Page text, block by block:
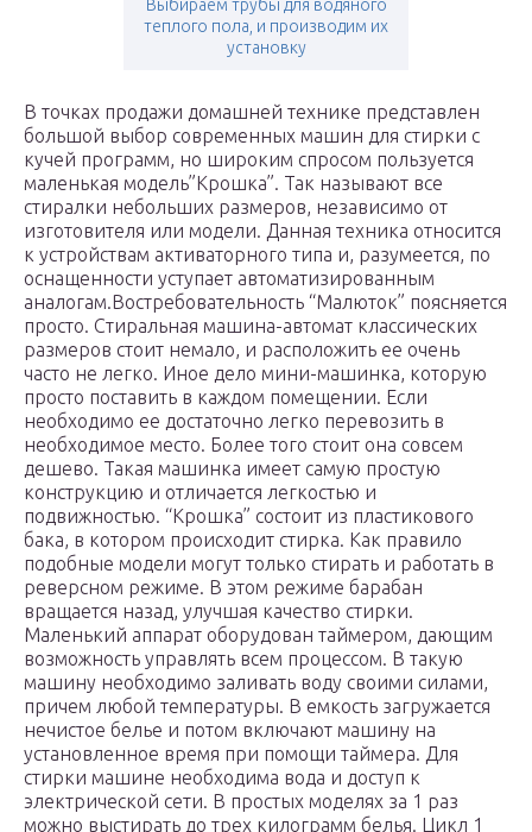
Выбираем трубы для водяного
теплого пола, и производим их
установку
В точках продажи домашней технике представлен
большой выбор современных машин для стирки с
кучей программ, но широким спросом пользуется
маленькая модель”Крошка”. Так называют все
стиралки небольших размеров, независимо от
изготовителя или модели. Данная техника относится
к устройствам активаторного типа и, разумеется, по
оснащенности уступает автоматизированным
аналогам.Востребовательность “Малюток” поясняется
просто. Стиральная машина-автомат классических
размеров стоит немало, и расположить ее очень
часто не легко. Иное дело мини-машинка, которую
просто поставить в каждом помещении. Если
необходимо ее достаточно легко перевозить в
необходимое место. Более того стоит она совсем
дешево. Такая машинка имеет самую простую
конструкцию и отличается легкостью и
подвижностью. “Крошка” состоит из пластикового
бака, в котором происходит стирка. Как правило
подобные модели могут только стирать и работать в
реверсном режиме. В этом режиме барабан
вращается назад, улучшая качество стирки.
Маленький аппарат оборудован таймером, дающим
возможность управлять всем процессом. В такую
машину необходимо заливать воду своими силами,
причем любой температуры. В емкость загружается
нечистое белье и потом включают машину на
установленное время при помощи таймера. Для
стирки машине необходима вода и доступ к
электрической сети. В простых моделях за 1 раз
можно выстирать до трех килограмм белья. Цикл 1